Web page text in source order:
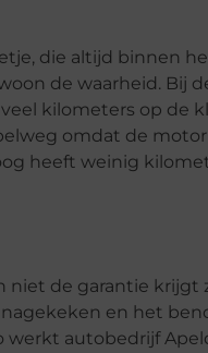
die altijd binnen
de waarheid. Bij
kilometers op de
omdat de
heeft weinig
niet de garantie krijgt
en het
werkt autobedrijf